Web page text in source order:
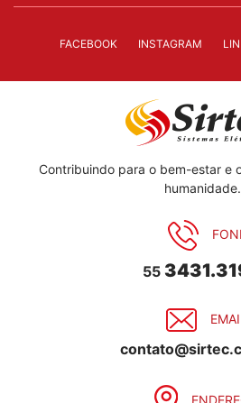
FACEBOOK INSTAGRAM
Contribuindo para o bem-estar e
humanidade.
55